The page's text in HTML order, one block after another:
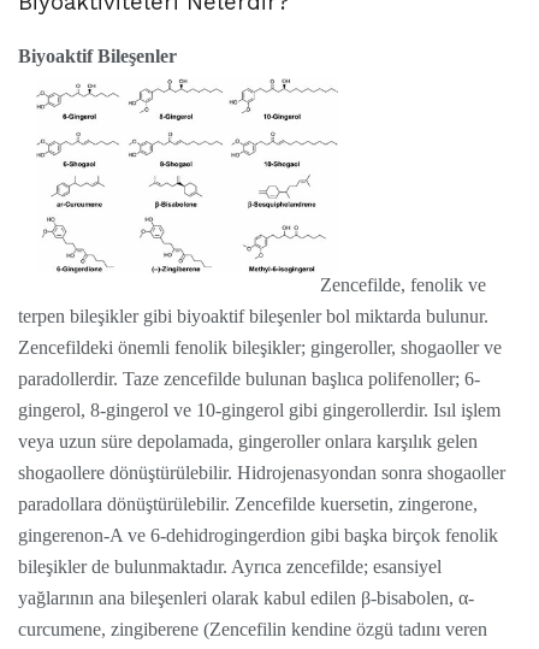
Biyoaktif Bileşenler
Zencefilde, fenolik ve
terpen bileşikler gibi biyoaktif bileşenler bol miktarda bulunur.
Zencefildeki önemli fenolik bileşikler; gingeroller, shogaoller ve
paradollerdir. Taze zencefilde bulunan başlıca polifenoller; 6-
gingerol, 8-gingerol ve 10-gingerol gibi gingerollerdir. Isıl işlem
veya uzun süre depolamada, gingeroller onlara karşılık gelen
shogaollere dönüştürülebilir. Hidrojenasyondan sonra shogaoller
paradollara dönüştürülebilir. Zencefilde kuersetin, zingerone,
gingerenon-A ve 6-dehidrogingerdion gibi başka birçok fenolik
bileşikler de bulunmaktadır. Ayrıca zencefilde; esansiyel
yağlarının ana bileşenleri olarak kabul edilen β-bisabolen, α-
curcumene, zingiberene (Zencefilin kendine özgü tadını veren